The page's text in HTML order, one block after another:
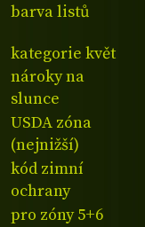
barva listů
kategorie květ
nároky na
slunce
USDA zóna
(nejnižší)
kód zimní
ochrany
pro zóny 5+6